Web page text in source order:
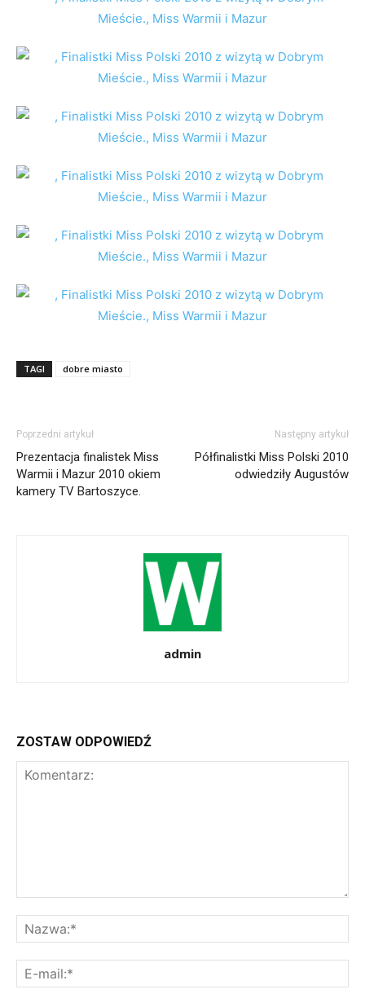
TAGI dobre miasto
Poprzedni artykuł
Prezentacja finalistek Miss
Warmii i Mazur 2010 okiem
kamery TV Bartoszyce.
Następny artykuł
Półfinalistki Miss Polski 2010
odwiedziły Augustów
admin
ZOSTAW ODPOWIEDŹ